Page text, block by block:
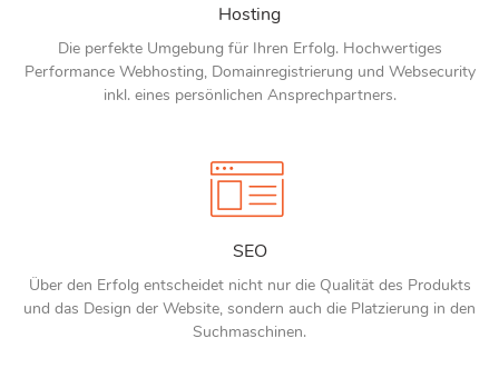
Hosting
Die perfekte Umgebung für Ihren Erfolg. Hochwertiges
Performance Webhosting, Domainregistrierung und Websecurity
inkl. eines persönlichen Ansprechpartners.
SEO
Über den Erfolg entscheidet nicht nur die Qualität des Produkts
und das Design der Website, sondern auch die Platzierung in den
Suchmaschinen.